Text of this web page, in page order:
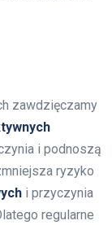
zawdzięczamy
i podnoszą
ryzyko
i przyczynia
regularne